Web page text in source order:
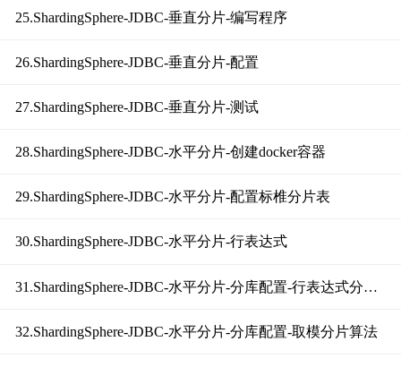
25.ShardingSphere-JDBC-垂直分片-编写程序
26.ShardingSphere-JDBC-垂直分片-配置
27.ShardingSphere-JDBC-垂直分片-测试
28.ShardingSphere-JDBC-水平分片-创建docker容器
29.ShardingSphere-JDBC-水平分片-配置标椎分片表
30.ShardingSphere-JDBC-水平分片-行表达式
31.ShardingSphere-JDBC-水平分片-分库配置-行表达式分片算法
32.ShardingSphere-JDBC-水平分片-分库配置-取模分片算法